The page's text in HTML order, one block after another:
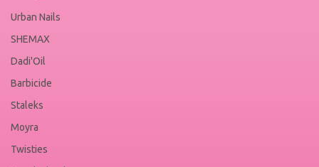
Urban Nails
SHEMAX
Dadi'Oil
Barbicide
Staleks
Moyra
Twisties